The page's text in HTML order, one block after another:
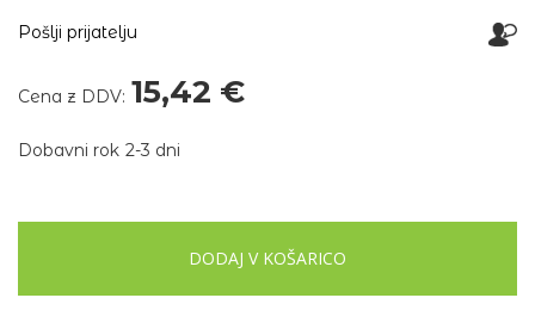
Pošlji prijatelju
Cena z DDV: 15,42 €
Dobavni rok 2-3 dni
DODAJ V KOŠARICO